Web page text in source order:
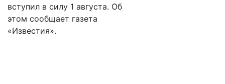
вступил в силу 1 августа. Об
этом сообщает газета
«Известия».